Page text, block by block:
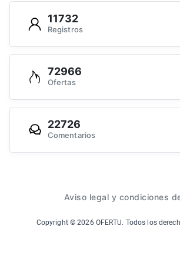
11732
Registros
72966
Ofertas
22726
Comentarios
Aviso legal y condiciones
Copyright ©2026 OFERTU. Todos los